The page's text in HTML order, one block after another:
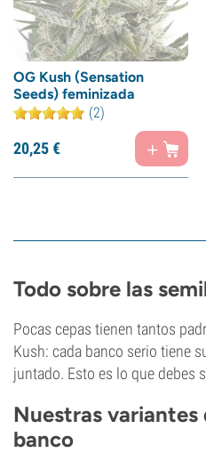
OG Kush (Sensation
Seeds) feminizada
(2)
20,25€
Todo sobre las
Pocas cepas tienen tantos
Kush: cada banco serio tiene
juntado. Esto es lo que debes
Nuestras variantes
banco